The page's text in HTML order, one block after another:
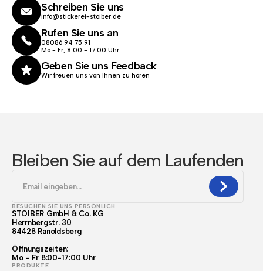
Schreiben Sie uns
info@stickerei-stoiber.de
Rufen Sie uns an
08086 94 75 91
Mo - Fr, 8:00 - 17.00 Uhr
Geben Sie uns Feedback
Wir freuen uns von Ihnen zu hören
Bleiben Sie auf dem Laufenden
BESUCHEN SIE UNS PERSÖNLICH
STOIBER GmbH & Co. KG
Herrnbergstr. 30
84428 Ranoldsberg
Öffnungszeiten:
Mo - Fr 8:00-17:00 Uhr
PRODUKTE